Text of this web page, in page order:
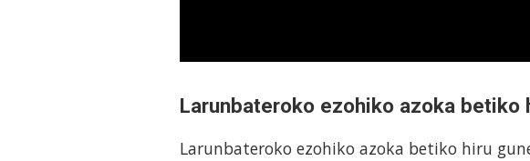
Larunbateroko ezohiko azoka betiko
Larunbateroko ezohiko azoka betiko hiru